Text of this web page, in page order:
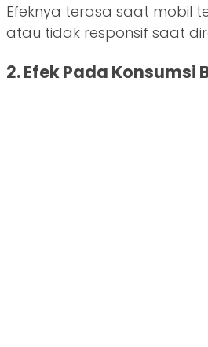
Efeknya terasa saat mobil
atau tidak responsif saat
2. Efek Pada Konsumsi